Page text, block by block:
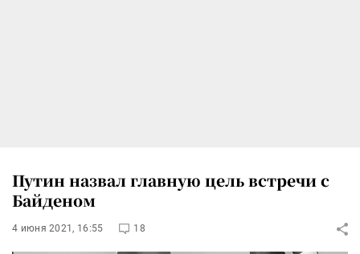
Путин назвал главную цель встречи с
Байденом
4 июня 2021, 16:55 18